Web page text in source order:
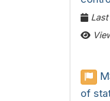
Last
of